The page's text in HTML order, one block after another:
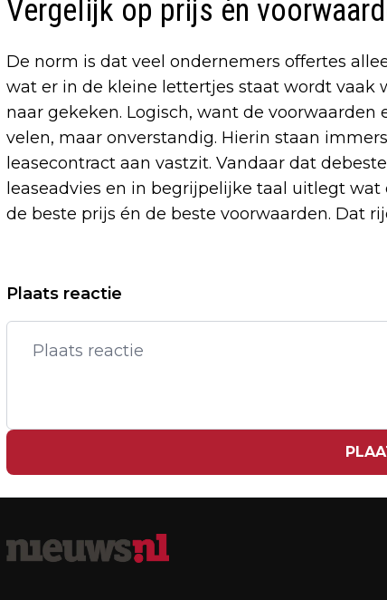
Vergelijk op prijs én
De norm is dat veel ondernemers offertes
wat er in de kleine lettertjes staat wordt vaak
naar gekeken. Logisch, want de
velen, maar onverstandig. Hierin staan
leasecontract aan vastzit. Vandaar dat
leaseadvies en in begrijpelijke taal uitlegt
de beste prijs én de beste voorwaarden. Dat
Vorig artikel
DENK-LEIDER AZARKAN BEDREIGD NA
FEL DEBAT OVER ONTHOOFDE LERAAR
Plaats reactie